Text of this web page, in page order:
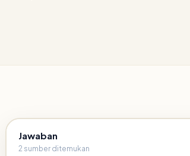
Jawaban
2 sumber ditemukan